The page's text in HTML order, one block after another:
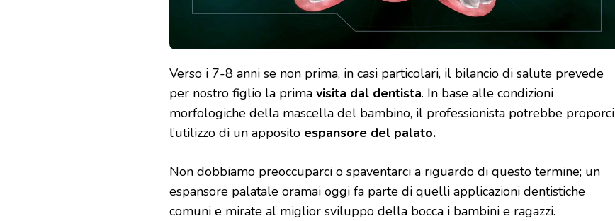
Verso i 7-8 anni se non prima, in casi particolari, il bilancio di salute prevede
per nostro figlio la prima visita dal dentista. In base alle condizioni
morfologiche della mascella del bambino, il professionista potrebbe proporci
l’utilizzo di un apposito espansore del palato.
Non dobbiamo preoccuparci o spaventarci a riguardo di questo termine; un
espansore palatale oramai oggi fa parte di quelli applicazioni dentistiche
comuni e mirate al miglior sviluppo della bocca i bambini e ragazzi.